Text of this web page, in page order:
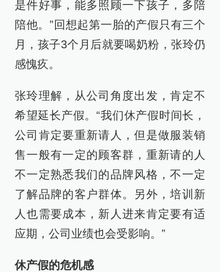
是件好事，能多照顾一下孩子，多陪
陪他。”回想起第一胎的产假只有三个
月，孩子3个月后就要喝奶粉，张玲仍
感愧疚。
张玲理解，从公司角度出发，肯定不
希望延长产假。“我们休产假时间长，
公司肯定要重新请人，但是做服装销
售一般有一定的顾客群，重新请的人
不一定熟悉我们的品牌风格，不一定
了解品牌的客户群体。另外，培训新
人也需要成本，新人进来肯定要有适
应期，公司业绩也会受影响。”
休产假的危机感